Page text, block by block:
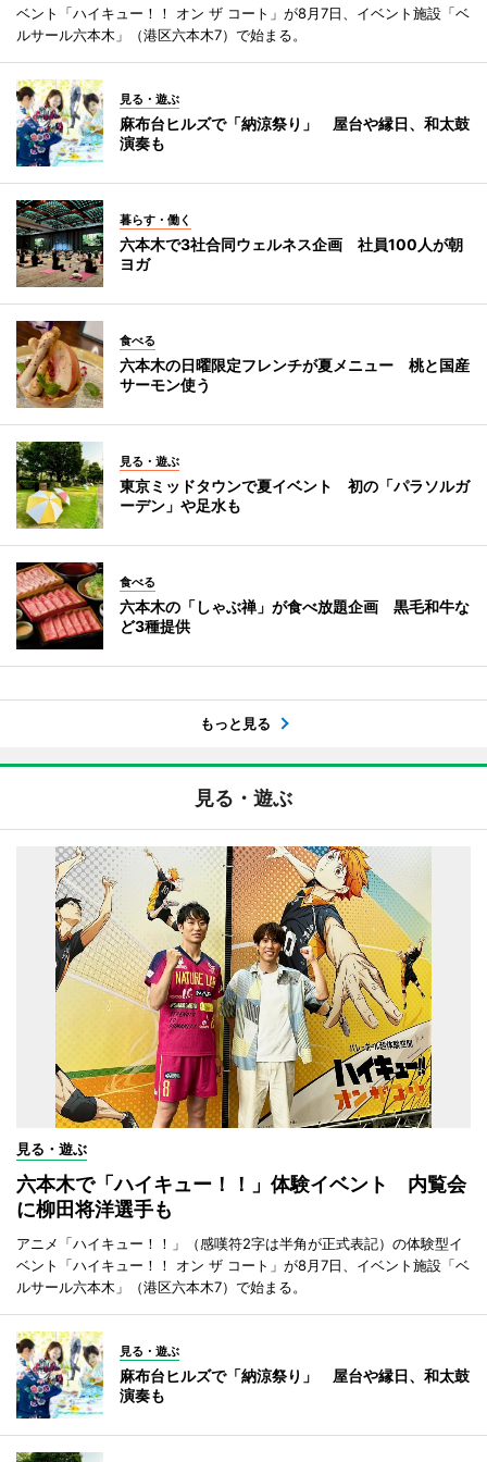
ベント「ハイキュー！！ オン ザ コート」が8月7日、イベント施設「ベ
ルサール六本木」（港区六本木7）で始まる。
見る・遊ぶ
麻布台ヒルズで「納涼祭り」 屋台や縁日、和太鼓
演奏も
暮らす・働く
六本木で3社合同ウェルネス企画 社員100人が朝
ヨガ
食べる
六本木の日曜限定フレンチが夏メニュー 桃と国産
サーモン使う
見る・遊ぶ
東京ミッドタウンで夏イベント 初の「パラソルガ
ーデン」や足水も
食べる
六本木の「しゃぶ禅」が食べ放題企画 黒毛和牛な
ど3種提供
もっと見る
見る・遊ぶ
見る・遊ぶ
六本木で「ハイキュー！！」体験イベント 内覧会
に柳田将洋選手も
アニメ「ハイキュー！！」（感嘆符2字は半角が正式表記）の体験型イ
ベント「ハイキュー！！ オン ザ コート」が8月7日、イベント施設「ベ
ルサール六本木」（港区六本木7）で始まる。
見る・遊ぶ
麻布台ヒルズで「納涼祭り」 屋台や縁日、和太鼓
演奏も